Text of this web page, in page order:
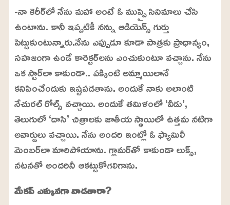
-నా కెరీర్‌లో నేను మహా అంటే ఓ ముప్పై సినిమాలు చేసి
ఉంటాను. కానీ ఇప్పటికీ నన్ను ఆడియెన్స్ గుర్తు
పెట్టుకుంటున్నారు.నేను ఎప్పుడూ కూడా పాత్రకు ప్రాధాన్యం,
సహజంగా ఉండే కారెక్టర్‌లను ఎంచుకుంటూ వచ్చాను. నేను
ఒక స్టార్‌లా కాకుండా.. పక్కింటి అమ్మాయిలానే
కనిపించేందుకు ఇష్టపడతాను. అందుకే నాకు అలాంటి
నేచురల్ రోల్స్ వచ్చాయి. అందుకే తమిళంలో ‘వీడు’,
తెలుగులో ‘దాసి’ చిత్రాలకు జాతీయ స్థాయిలో ఉత్తమ నటిగా
అవార్డులు వచ్చాయి. నేను అందరి ఇంట్లో ఓ ఫ్యామిలీ
మెంబర్‌లా మారిపోయాను. గ్లామర్‌తో కాకుండా లుక్స్,
నటనతో అందరినీ ఆకట్టుకోగలిగాను.
మేకప్ ఎక్కువగా వాడతారా?